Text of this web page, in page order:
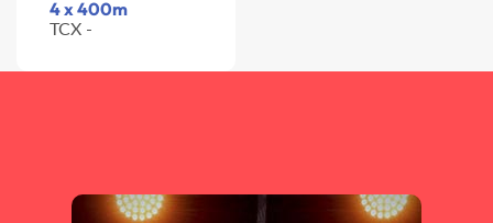
4 x 400m
TCX -